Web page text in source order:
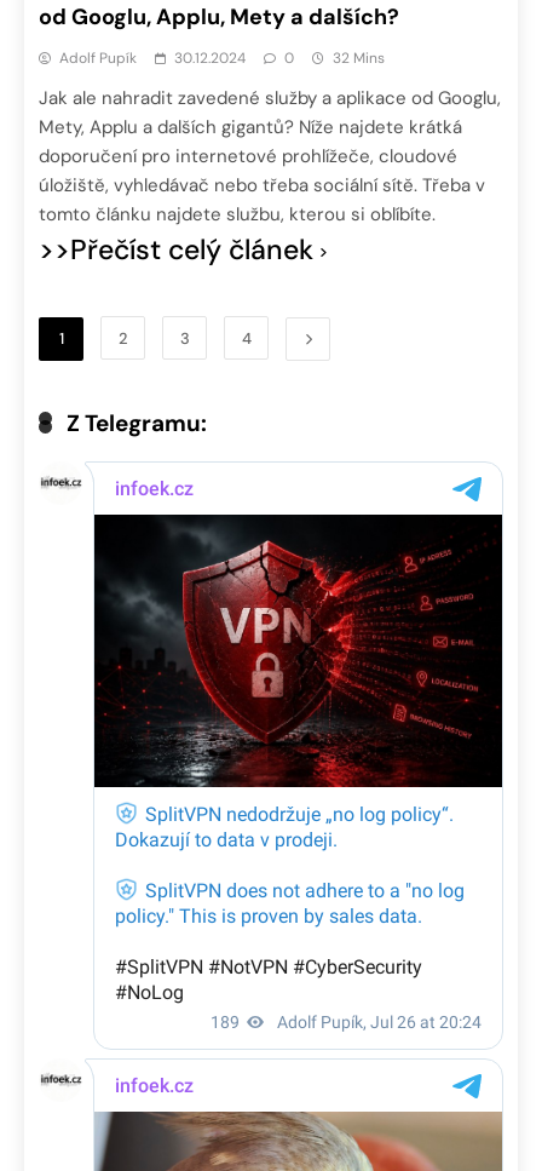
od Googlu, Applu, Mety a dalších?
Adolf Pupík 30.12.2024 0 32 Mins
Jak ale nahradit zavedené služby a aplikace od Googlu,
Mety, Applu a dalších gigantů? Níže najdete krátká
doporučení pro internetové prohlížeče, cloudové
úložiště, vyhledávač nebo třeba sociální sítě. Třeba v
tomto článku najdete službu, kterou si oblíbíte.
>>Přečíst celý článek
1 2 3 4
Z Telegramu: